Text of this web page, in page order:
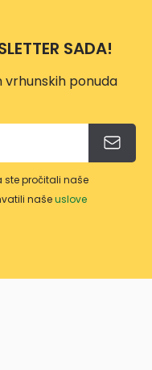
SADA!
vrhunskih ponuda
pročitali naše
našeuslove